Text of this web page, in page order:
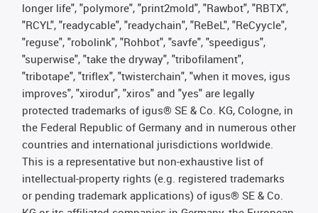
longer life", "polymore", "print2mold", "Rawbot", "RBTX",
"RCYL", "readycable", "readychain", "ReBeL", "ReCyycle",
"reguse", "robolink", "Rohbot", "savfe", "speedigus",
"superwise", "take the dryway", "tribofilament",
"tribotape", "triflex", "twisterchain", "when it moves, igus
improves", "xirodur", "xiros" and "yes" are legally
protected trademarks of igus® SE & Co. KG, Cologne, in
the Federal Republic of Germany and in numerous other
countries and international jurisdictions worldwide.
This is a representative but non-exhaustive list of
intellectual-property rights (e.g. registered trademarks
or pending trademark applications) of igus® SE & Co.